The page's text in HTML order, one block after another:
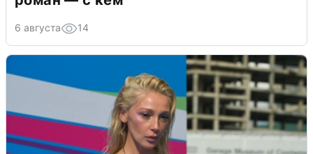
6 августа 14